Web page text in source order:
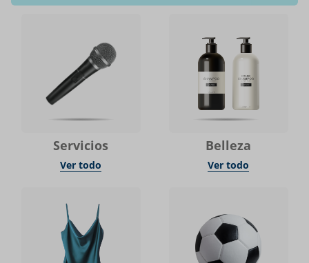
Servicios
Ver todo
Belleza
Ver todo